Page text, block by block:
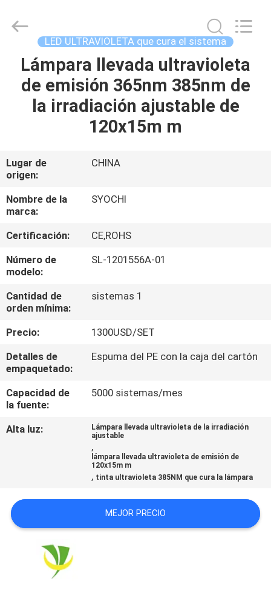
HOGAR
PRODUCTOS
NOSOTROS
VIAJE
DE
LA
FÁBRICA
CONTROL
CALIDAD
ÉNTRENOS
EN
CONTACTO
PIDA
Syochi
Electronics
Reserved.
LED ULTRAVIOLETA que cura el sistema
Lámpara llevada ultravioleta
de emisión 365nm 385nm de
la irradiación ajustable de
120x15m m
Lugar de
origen:
CHINA
Nombre de la
marca:
SYOCHI
Certificación:
CE,ROHS
Número de
modelo:
SL-1201556A-01
Cantidad de
orden mínima:
sistemas 1
Precio:
1300USD/SET
Detalles de
empaquetado:
Espuma del PE con la caja del cartón
Capacidad de
la fuente:
5000 sistemas/mes
Alta luz:
Lámpara llevada ultravioleta de la irradiación
ajustable
,
lámpara llevada ultravioleta de emisión de
120x15m m
, tinta ultravioleta 385NM que cura la lámpara
MEJOR PRECIO